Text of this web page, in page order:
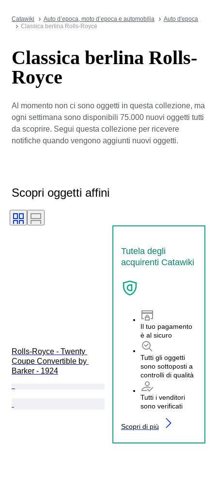
Catawiki Auto d’epoca, moto d’epoca e automobilia
Auto d'epoca
Classica berlina Rolls-Royce
Classica berlina Rolls-
Royce
Al momento non ci sono oggetti in questa collezione, ma
ogni settimana sono disponibili 75.000 nuovi oggetti tutti
da scoprire. Segui questa collezione per ricevere
notifiche quando vengono aggiunti nuovi oggetti.
Scopri oggetti affini
Tutela degli
acquirenti Catawiki
Il tuo pagamento
è al sicuro
Tutti gli oggetti
sono sottoposti a
controlli di qualità
Tutti i venditori
sono verificati
Scopri di più
Rolls-Royce - Twenty
Coupe Convertible by
Barker - 1924